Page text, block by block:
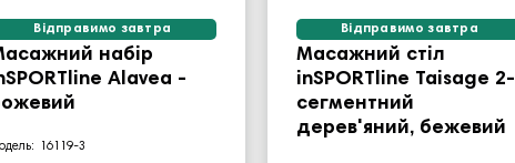
Відправимо завтра
набір
Alavea -
16119-3
Відправимо завтра
Масажний стіл
inSPORTline Taisage 2-
сегментний
дерев'яний, бежевий